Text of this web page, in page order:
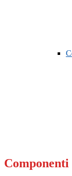
Componenti